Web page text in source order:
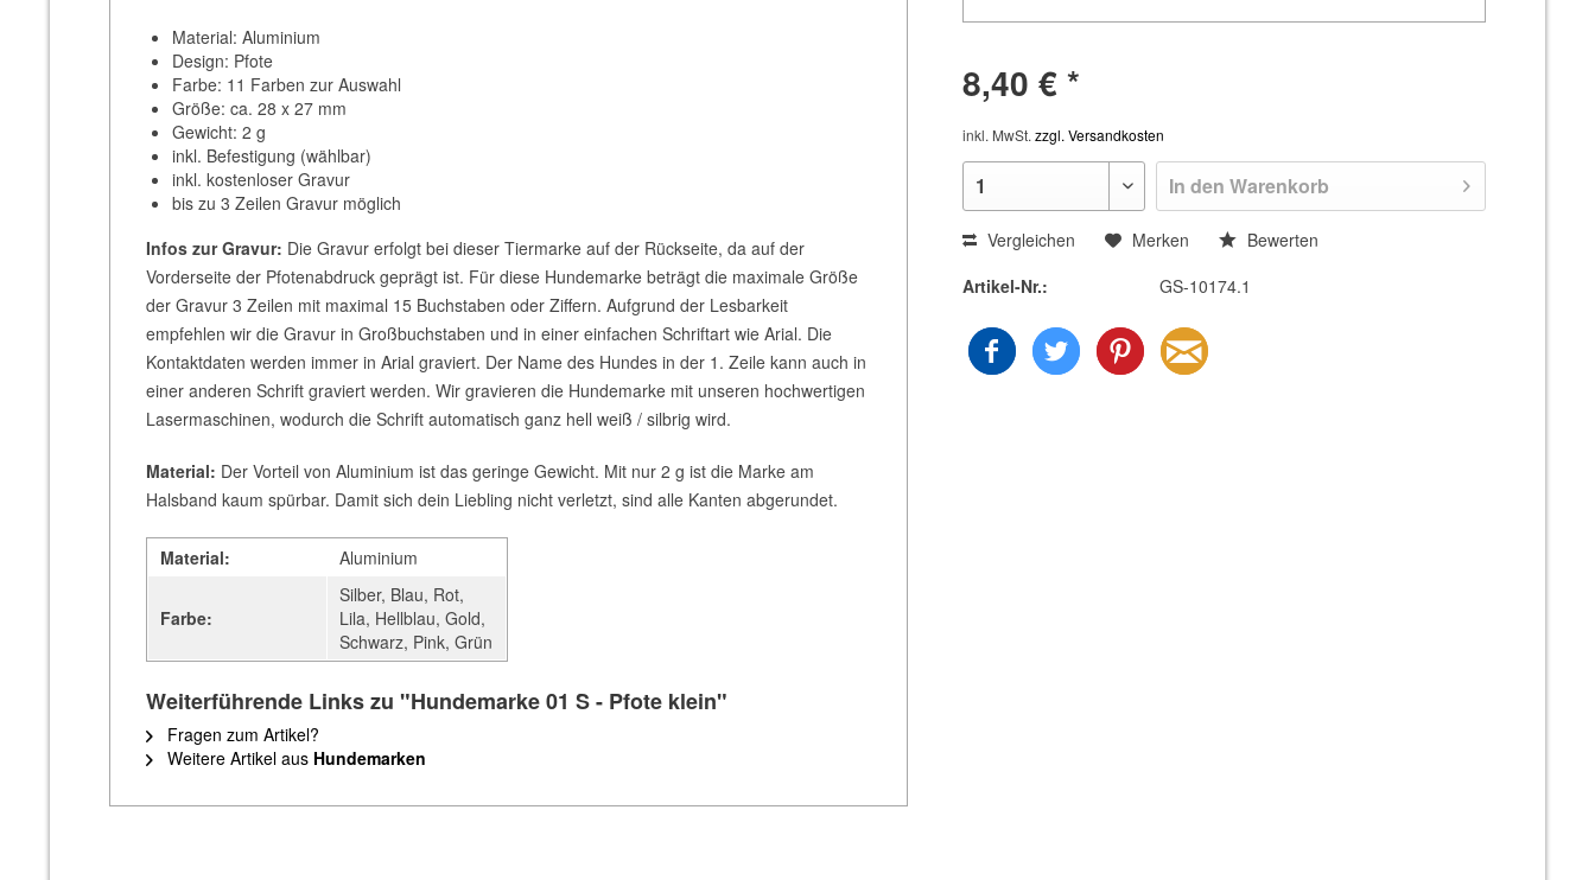
Material: Aluminium
Design: Pfote
Farbe: 11 Farben zur Auswahl
Größe: ca. 28 x 27 mm
Gewicht: 2 g
inkl. Befestigung (wählbar)
inkl. kostenloser Gravur
bis zu 3 Zeilen Gravur möglich
Infos zur Gravur: Die Gravur erfolgt bei dieser Tiermarke auf der Rückseite, da auf der
Vorderseite der Pfotenabdruck geprägt ist. Für diese Hundemarke beträgt die maximale Größe
der Gravur 3 Zeilen mit maximal 15 Buchstaben oder Ziffern. Aufgrund der Lesbarkeit
empfehlen wir die Gravur in Großbuchstaben und in einer einfachen Schriftart wie Arial. Die
Kontaktdaten werden immer in Arial graviert. Der Name des Hundes in der 1. Zeile kann auch in
einer anderen Schrift graviert werden. Wir gravieren die Hundemarke mit unseren hochwertigen
Lasermaschinen, wodurch die Schrift automatisch ganz hell weiß / silbrig wird.
Material: Der Vorteil von Aluminium ist das geringe Gewicht. Mit nur 2 g ist die Marke am
Halsband kaum spürbar. Damit sich dein Liebling nicht verletzt, sind alle Kanten abgerundet.
Material: Aluminium
Farbe:
Silber, Blau, Rot,
Lila, Hellblau, Gold,
Schwarz, Pink, Grün
Weiterführende Links zu "Hundemarke 01 S - Pfote klein"
Fragen zum Artikel?
Weitere Artikel aus Hundemarken
8,40 € *
inkl. MwSt.zzgl. Versandkosten
In den Warenkorb
Vergleichen Merken
Bewerten
Artikel-Nr.:
GS-10174.1